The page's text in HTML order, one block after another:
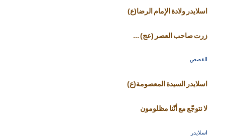
اسلايدر ولادة الإمام الرضا(ع)
زرت صاحب العصر (عج) ...
القصص
اسلايدر السيدة المعصومة(ع)
لا نتوجّع مع أنّنا مظلومون
اسلايدر